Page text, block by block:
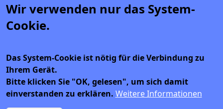
Wir verwenden nur das System-
Cookie.
Das System-Cookie ist nötig für die Verbindung zu
Ihrem Gerät.
Bitte klicken Sie "OK, gelesen", um sich damit
einverstanden zu erklären. Weitere Informationen